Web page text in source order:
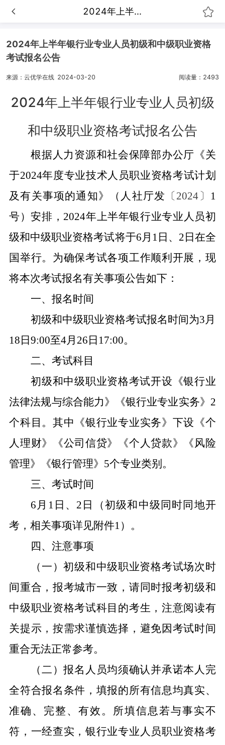
2024年上半...
2024年上半年银行业专业人员初级和中级职业资格
考试报名公告
来源：云优学在线 2024-03-20 阅读量：2493
2024年上半年银行业专业人员初级
和中级职业资格考试报名公告
根据人力资源和社会保障部办公厅《关
于2024年度专业技术人员职业资格考试计划
及有关事项的通知》（人社厅发 〔2024〕 1
号）安排，2024年上半年银行业专业人员初
级和中级职业资格考试将于6月1日、2日在全
国举行。为确保考试各项工作顺利开展，现
将本次考试报名有关事项公告如下：
一、报名时间
初级和中级职业资格考试报名时间为3月
18日9:00至4月26日17:00。
二、考试科目
初级和中级职业资格考试开设《银行业
法律法规与综合能力》《银行业专业实务》2
个科目。其中《银行业专业实务》下设《个
人理财》《公司信贷》《个人贷款》《风险
管理》《银行管理》5个专业类别。
三、考试时间
6月1日、2日（初级和中级同时同地开
考，相关事项详见附件1）。
四、注意事项
（一）初级和中级职业资格考试场次时
间重合，报考城市一致，请同时报考初级和
中级职业资格考试科目的考生，注意阅读有
关提示，按需求谨慎选择，避免因考试时间
重合无法正常参考。
（二）报名人员均须确认并承诺本人完
全符合报名条件，填报的所有信息均真实、
准确、完整、有效。所填信息若与事实不
符，一经查实，银行业专业人员职业资格考